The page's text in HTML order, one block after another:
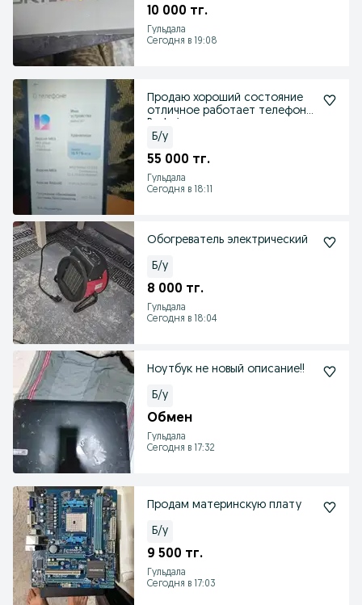
10 000 тг.
Гульдала
Сегодня в 19:08
Продаю хороший состояние
отличное работает телефон
Б/у
55 000 тг.
Гульдала
Сегодня в 18:11
Обогреватель электрический
Б/у
8 000 тг.
Гульдала
Сегодня в 18:04
Ноутбук не новый описание!!
Б/у
Обмен
Гульдала
Сегодня в 17:32
Продам материнскую плату
Б/у
9 500 тг.
Гульдала
Сегодня в 17:03